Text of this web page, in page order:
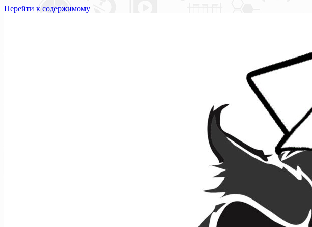
Перейти к содержимому